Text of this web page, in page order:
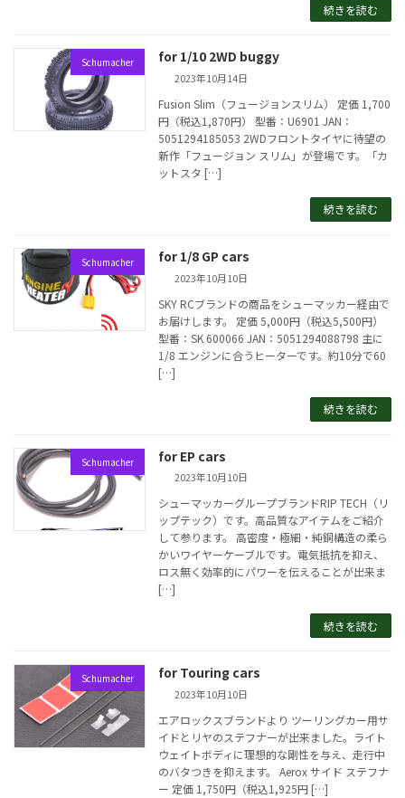
続きを読む
Schumacher for 1/10 2WD buggy
2023年10月14日
Fusion Slim（フュージョンスリム） 定価 1,700
円（税込1,870円） 型番：U6901 JAN：
5051294185053 2WDフロントタイヤに待望の
新作「フュージョン スリム」が登場です。「カ
ットスタ […]
続きを読む
Schumacher for 1/8 GP cars
2023年10月10日
SKY RCブランドの商品をシューマッカー経由で
お届けします。 定価 5,000円（税込5,500円）
型番：SK 600066 JAN：5051294088798 主に
1/8 エンジンに合うヒーターです。約10分で60
[…]
続きを読む
Schumacher for EP cars
2023年10月10日
シューマッカーグループブランドRIP TECH（リ
ップテック）です。高品質なアイテムをご紹介
して参ります。 高密度・極細・純銅構造の柔ら
かいワイヤーケーブルです。電気抵抗を抑え、
ロス無く効率的にパワーを伝えることが出来ま
[…]
続きを読む
Schumacher for Touring cars
2023年10月10日
エアロックスブランドより ツーリングカー用サ
イドとリヤのステフナーが出来ました。ライト
ウェイトボディに理想的な剛性を与え、走行中
のバタつきを抑えます。 Aerox サイド ステフナ
ー 定価 1,750円（税込1,925円 […]